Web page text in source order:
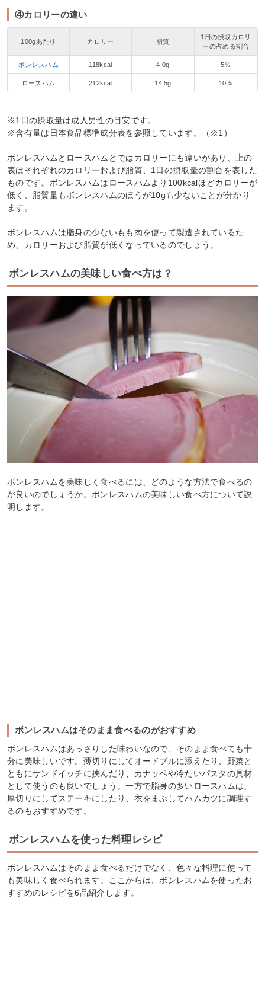
④カロリーの違い
100gあたり カロリー 脂質
1日の摂取カロリ
ーの占める割合
ボンレスハム 118kcal 4.0g 5％
ロースハム 212kcal 14.5g 10％
※1日の摂取量は成人男性の目安です。
※含有量は日本食品標準成分表を参照しています。（※1）
ボンレスハムとロースハムとではカロリーにも違いがあり、上の
表はそれぞれのカロリーおよび脂質、1日の摂取量の割合を表した
ものです。ボンレスハムはロースハムより100kcalほどカロリーが
低く、脂質量もボンレスハムのほうが10gも少ないことが分かり
ます。
ボンレスハムは脂身の少ないもも肉を使って製造されているた
め、カロリーおよび脂質が低くなっているのでしょう。
ボンレスハムの美味しい食べ方は？
ボンレスハムを美味しく食べるには、どのような方法で食べるの
が良いのでしょうか。ボンレスハムの美味しい食べ方について説
明します。
ボンレスハムはそのまま食べるのがおすすめ
ボンレスハムはあっさりした味わいなので、そのまま食べても十
分に美味しいです。薄切りにしてオードブルに添えたり、野菜と
ともにサンドイッチに挟んだり、カナッペや冷たいパスタの具材
として使うのも良いでしょう。一方で脂身の多いロースハムは、
厚切りにしてステーキにしたり、衣をまぶしてハムカツに調理す
るのもおすすめです。
ボンレスハムを使った料理レシピ
ボンレスハムはそのまま食べるだけでなく、色々な料理に使って
も美味しく食べられます。ここからは、ボンレスハムを使ったお
すすめのレシピを6品紹介します。